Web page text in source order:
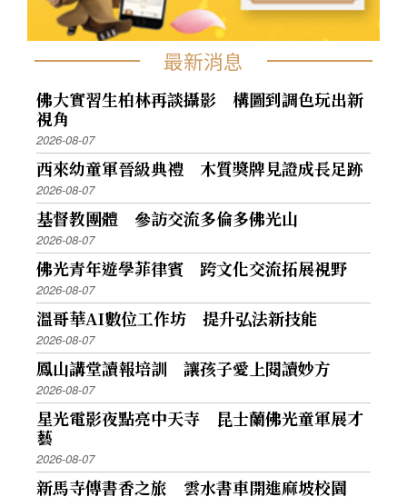
最新消息
佛大實習生柏林再談攝影 構圖到調色玩出新
視角
2026-08-07
西來幼童軍晉級典禮 木質獎牌見證成長足跡
2026-08-07
基督教團體 參訪交流多倫多佛光山
2026-08-07
佛光青年遊學菲律賓 跨文化交流拓展視野
2026-08-07
溫哥華AI數位工作坊 提升弘法新技能
2026-08-07
鳳山講堂讀報培訓 讓孩子愛上閱讀妙方
2026-08-07
星光電影夜點亮中天寺 昆士蘭佛光童軍展才
藝
2026-08-07
新馬寺傳書香之旅 雲水書車開進麻坡校園